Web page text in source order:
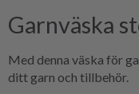
Garnväska
Med denna väska för
ditt garn och tillbehör.